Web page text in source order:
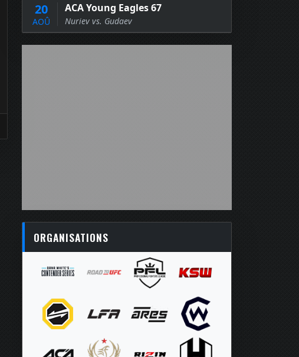
20
AOÛ
ACA Young Eagles 67
Nuriev vs. Gudaev
ORGANISATIONS